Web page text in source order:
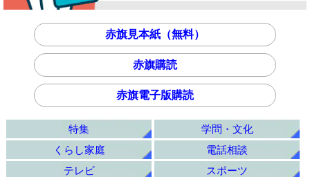
赤旗見本紙（無料）
赤旗購読
赤旗電子版購読
特集
学問・文化
くらし家庭
電話相談
テレビ
スポーツ